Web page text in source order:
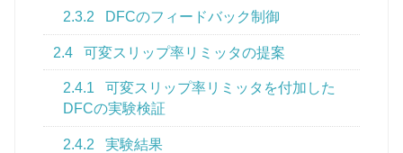
2.3.2 DFCのフィードバック制御
2.4 可変スリップ率リミッタの提案
2.4.1
可変スリップ率リミッタを付加した
DFCの実験検証
2.4.2 実験結果